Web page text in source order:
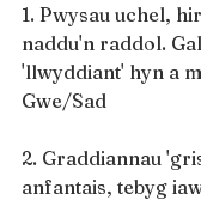
1. Pwysau uchel,
naddu'n raddol.
'llwyddiant' hyn a
Gwe/Sad
2. Graddiannau
anfantais, tebyg